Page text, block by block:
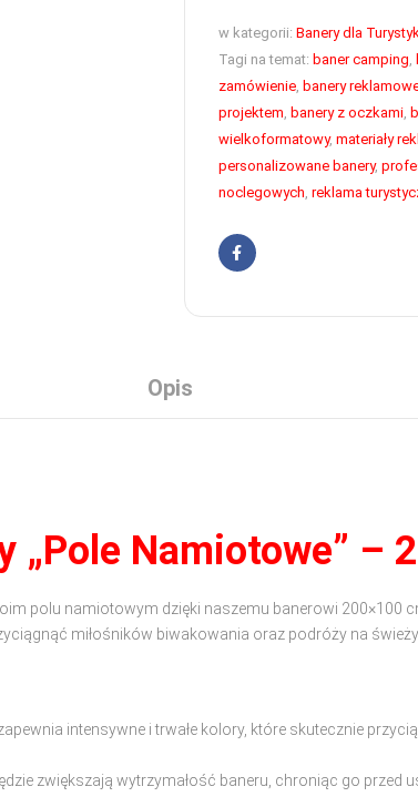
w kategorii: Banery dla
Tagi na temat: baner camping,
zamówienie, banery
projektem, banery z oczkami,
wielkoformatowy, materiały
personalizowane banery,
noclegowych, reklama
Facebook
Opis
„Pole Namiotowe” –
polu namiotowym dzięki naszemu banerowi 200×100
miłośników biwakowania oraz podróży na
intensywne i trwałe kolory, które skutecznie
zwiększają wytrzymałość baneru, chroniąc go przed